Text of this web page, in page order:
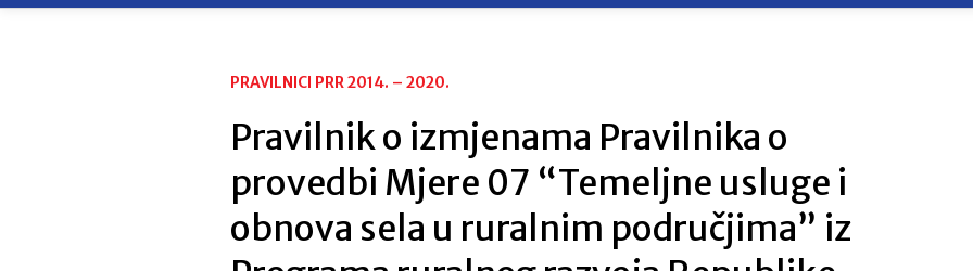
PRAVILNICI PRR 2014. – 2020.
Pravilnik o izmjenama Pravilnika o
provedbi Mjere 07 “Temeljne usluge i
obnova sela u ruralnim područjima” iz